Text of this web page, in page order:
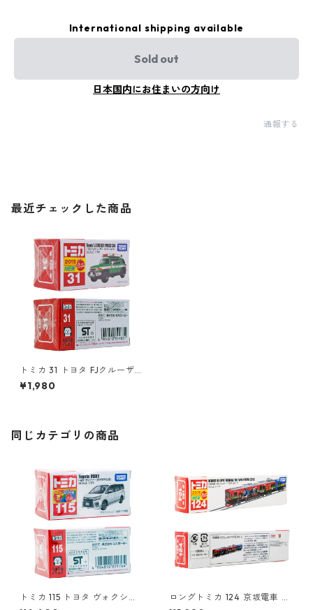
International shipping available
Sold out
日本国内にお住まいの方向け
通報する
最近チェックした商品
トミカ 31 トヨタ FJクルーザー
パトロールカー #10824831
¥1,980
同じカテゴリの商品
トミカ 115 トヨタ ヴォクシー
（初回特別仕様）#10801764
ロングトミカ 124 京坂電車 き
かんしゃトーマス号 2015 #10